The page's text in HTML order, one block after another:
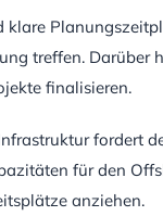
klare
treffen. Darüber
finalisieren.
fordert
für den
anziehen.